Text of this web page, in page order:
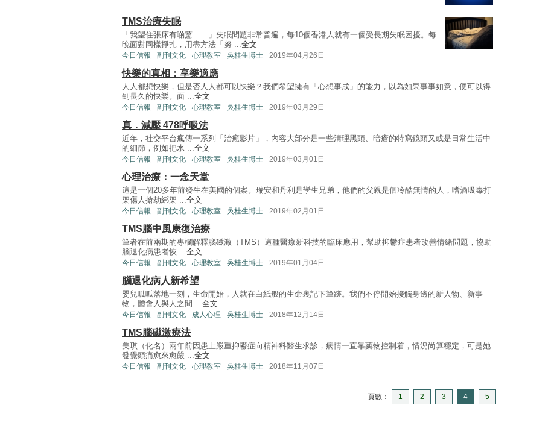
TMS治療失眠
「我望住張床有啲驚……」失眠問題非常普遍，每10個香港人就有一個受長期失眠困擾。每
晚面對同樣掙扎，用盡方法「努 ...全文
今日信報 副刊文化 心理教室 吳桂生博士 2019年04月26日
快樂的真相：享樂適應
人人都想快樂，但是否人人都可以快樂？我們希望擁有「心想事成」的能力，以為如果事事如意，便可以得
到長久的快樂。面 ...全文
今日信報 副刊文化 心理教室 吳桂生博士 2019年03月29日
真．減壓 478呼吸法
近年，社交平台瘋傳一系列「治癒影片」，內容大部分是一些清理黑頭、暗瘡的特寫鏡頭又或是日常生活中
的細節，例如把水 ...全文
今日信報 副刊文化 心理教室 吳桂生博士 2019年03月01日
心理治療：一念天堂
這是一個20多年前發生在美國的個案。瑞安和丹利是孿生兄弟，他們的父親是個冷酷無情的人，嗜酒吸毒打
架傷人搶劫綁架 ...全文
今日信報 副刊文化 心理教室 吳桂生博士 2019年02月01日
TMS腦中風康復治療
筆者在前兩期的專欄解釋腦磁激（TMS）這種醫療新科技的臨床應用，幫助抑鬱症患者改善情緒問題，協助
腦退化病患者恢 ...全文
今日信報 副刊文化 心理教室 吳桂生博士 2019年01月04日
腦退化病人新希望
嬰兒呱呱落地一刻，生命開始，人就在白紙般的生命裏記下筆跡。我們不停開始接觸身邊的新人物、新事
物，體會人與人之間 ...全文
今日信報 副刊文化 成人心理 吳桂生博士 2018年12月14日
TMS腦磁激療法
美琪（化名）兩年前因患上嚴重抑鬱症向精神科醫生求診，病情一直靠藥物控制着，情況尚算穩定，可是她
發覺頭痛愈來愈嚴 ...全文
今日信報 副刊文化 心理教室 吳桂生博士 2018年11月07日
頁數： 1 2 3 4 5